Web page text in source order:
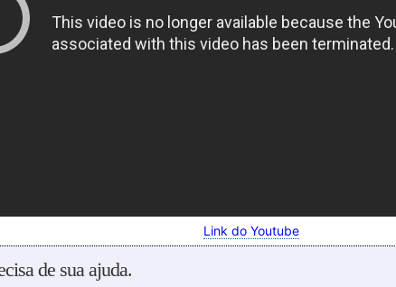
Link do Youtube
de sua ajuda.